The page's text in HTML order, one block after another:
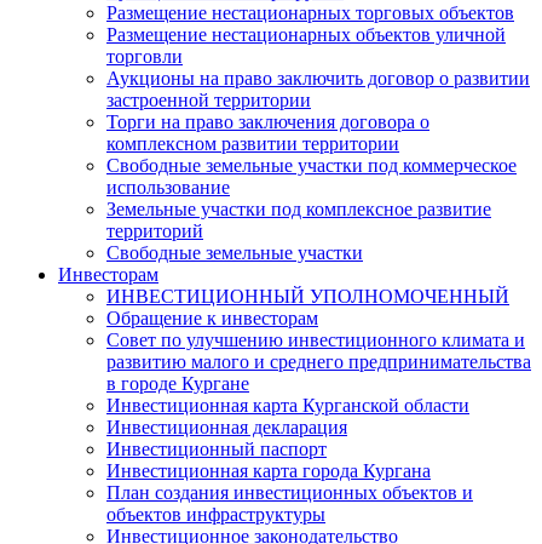
Размещение нестационарных торговых объектов
Размещение нестационарных объектов уличной
торговли
Аукционы на право заключить договор о развитии
застроенной территории
Торги на право заключения договора о
комплексном развитии территории
Свободные земельные участки под коммерческое
использование
Земельные участки под комплексное развитие
территорий
Свободные земельные участки
Инвесторам
ИНВЕСТИЦИОННЫЙ УПОЛНОМОЧЕННЫЙ
Обращение к инвесторам
Совет по улучшению инвестиционного климата и
развитию малого и среднего предпринимательства
в городе Кургане
Инвестиционная карта Курганской области
Инвестиционная декларация
Инвестиционный паспорт
Инвестиционная карта города Кургана
План создания инвестиционных объектов и
объектов инфраструктуры
Инвестиционное законодательство